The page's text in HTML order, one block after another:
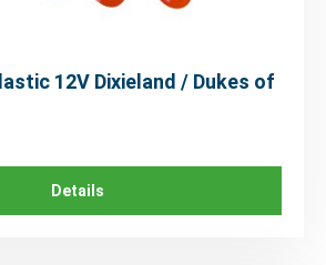
12V Dixieland / Dukes of
Details